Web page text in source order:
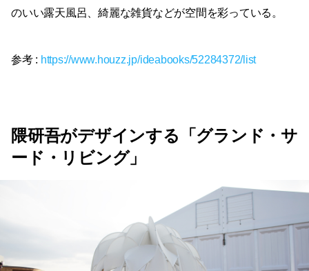
のいい露天風呂、綺麗な雑貨などが空間を彩っている。
参考 : https://www.houzz.jp/ideabooks/52284372/list
隈研吾がデザインする「グランド・サ
ード・リビング」